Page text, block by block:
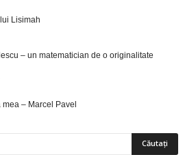
Lisimah
– un matematician de o originalitate
mea – Marcel Pavel